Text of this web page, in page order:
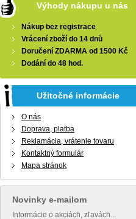
Výhody nákupu u nás
Nákup bez registrace
Vrácení zboží do 14 dnů
Doručení ZDARMA od 1500 Kč
Dodání do 48 hod.
Užitočné informácie
O nás
Doprava, platba
Reklamácia, vrátenie tovaru
Kontaktný formulár
Mapa stránok
Novinky e-mailom
Informácie o akciách, zľavách...